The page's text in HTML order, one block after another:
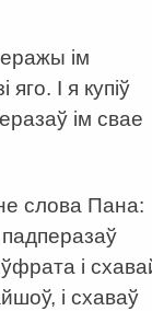
ім
І я купіў
ім свае
слова Пана:
падперазаў
і
і схаваў